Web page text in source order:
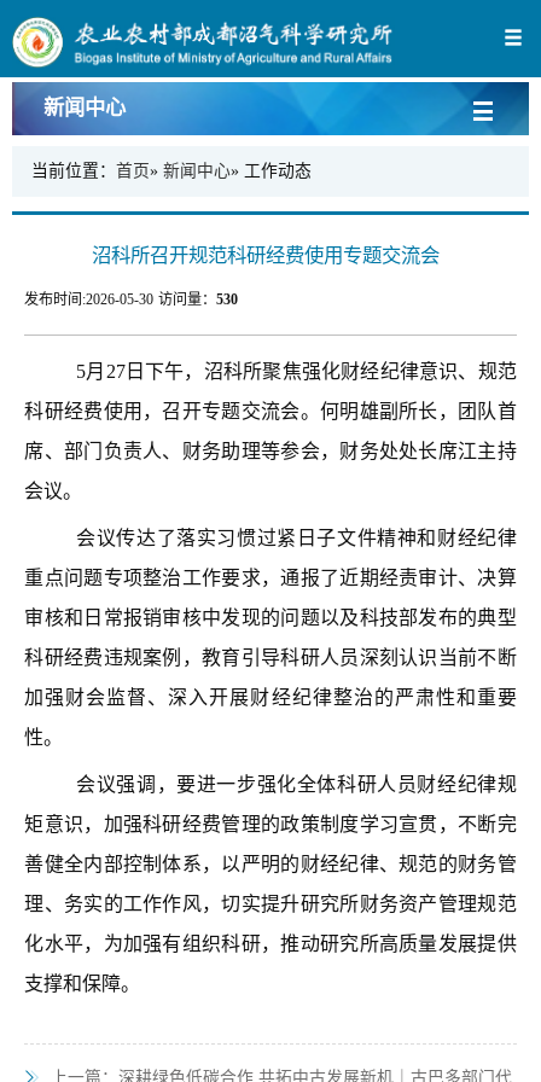
新闻中心
当前位置： 首页» 新闻中心» 工作动态
沼科所召开规范科研经费使用专题交流会
发布时间:2026-05-30 访问量：530
5月27日下午，沼科所聚焦强化财经纪律意识、规范
科研经费使用，召开专题交流会。何明雄副所长，团队首
席、部门负责人、财务助理等参会，财务处处长席江主持
会议。
会议传达了落实习惯过紧日子文件精神和财经纪律
重点问题专项整治工作要求，通报了近期经责审计、决算
审核和日常报销审核中发现的问题以及科技部发布的典型
科研经费违规案例，教育引导科研人员深刻认识当前不断
加强财会监督、深入开展财经纪律整治的严肃性和重要
性。
会议强调，要进一步强化全体科研人员财经纪律规
矩意识，加强科研经费管理的政策制度学习宣贯，不断完
善健全内部控制体系，以严明的财经纪律、规范的财务管
理、务实的工作作风，切实提升研究所财务资产管理规范
化水平，为加强有组织科研，推动研究所高质量发展提供
支撑和保障。
上一篇：深耕绿色低碳合作 共拓中古发展新机｜古巴多部门代